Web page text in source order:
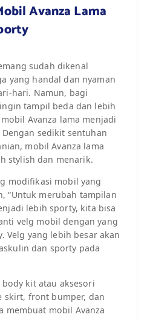
Avanza Lama
sudah dikenal
yang handal dan nyaman
hari. Namun, bagi
tampil beda dan lebih
Avanza lama menjadi
sedikit sentuhan
mobil Avanza lama
stylish dan menarik.
modifikasi mobil yang
“Untuk merubah tampilan
lebih sporty, kita bisa
velg mobil dengan yang
Velg yang lebih besar akan
dan sporty pada
kit atau aksesori
skirt, front bumper, dan
membuat mobil Avanza